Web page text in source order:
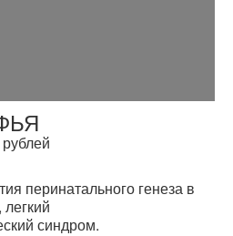
перинатального генеза в
синдром.